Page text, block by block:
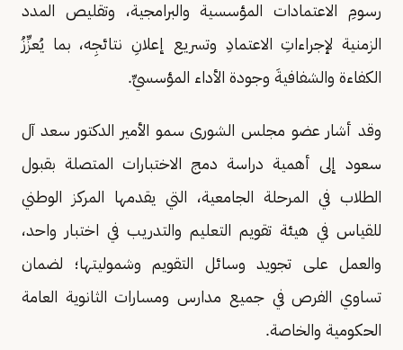
رسومِ الاعتمادات المؤسسية والبرامجية، وتقليص المدد
الزمنية لإجراءاتِ الاعتمادِ وتسريع إعلانِ نتائجِه، بما يُعزِّزُ
الكفاءة والشفافيةَ وجودة الأداء المؤسسيِّ.
وقد أشار عضو مجلس الشورى سمو الأمير الدكتور سعد آل
سعود إلى أهمية دراسة دمج الاختبارات المتصلة بقبول
الطلاب في المرحلة الجامعية، التي يقدمها المركز الوطني
للقياس في هيئة تقويم التعليم والتدريب في اختبار واحد،
والعمل على تجويد وسائل التقويم وشموليتها؛ لضمان
تساوي الفرص في جميع مدارس ومسارات الثانوية العامة
الحكومية والخاصة.